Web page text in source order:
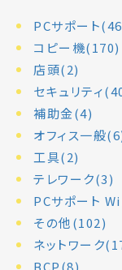
PCサポート
コピー機(170)
店頭(2)
セキュリティ
補助金(4)
オフィス一般
工具(2)
テレワーク(3)
PCサポート
その他(102)
ネットワーク
BCP(8)